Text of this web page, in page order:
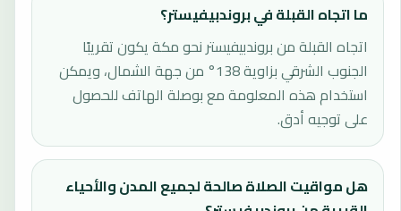
ما اتجاه القبلة في بروندبيفيستر؟
اتجاه القبلة من بروندبيفيستر نحو مكة يكون تقريبًا
الجنوب الشرقي بزاوية 138° من جهة الشمال، ويمكن
استخدام هذه المعلومة مع بوصلة الهاتف للحصول
على توجيه أدق.
هل مواقيت الصلاة صالحة لجميع المدن والأحياء